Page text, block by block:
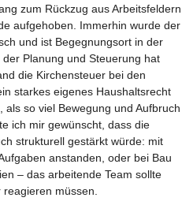
zum Rückzug aus
aufgehoben. Immerhin wurde der
und ist Begegnungsort in der
Planung und Steuerung hat
die Kirchensteuer bei den
starkes eigenes Haushaltsrecht
als so viel Bewegung und Aufbruch
ich mir gewünscht, dass die
strukturell gestärkt würde: mit
anstanden, oder bei Bau
– das arbeitende Team sollte
müssen.